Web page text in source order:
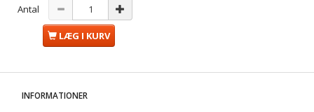
Antal
LÆG I KURV
INFORMATIONER